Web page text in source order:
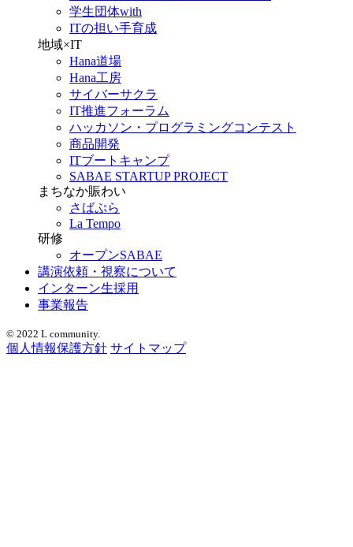
学生団体with
ITの担い手育成
地域×IT
Hana道場
Hana工房
サイバーサクラ
IT推進フォーラム
ハッカソン・プログラミングコンテスト
商品開発
ITブートキャンプ
SABAE STARTUP PROJECT
まちなか賑わい
さばぷら
La Tempo
研修
オープンSABAE
講演依頼・視察について
インターン生採用
事業報告
© 2022 L community.
個人情報保護方針 サイトマップ